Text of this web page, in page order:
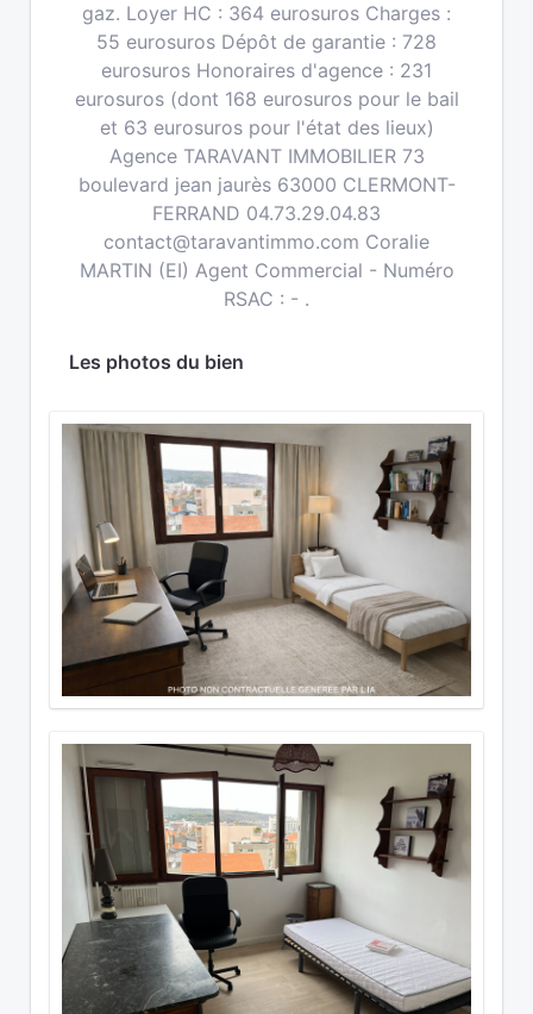
gaz. Loyer HC : 364 eurosuros Charges :
55 eurosuros Dépôt de garantie : 728
eurosuros Honoraires d'agence : 231
eurosuros (dont 168 eurosuros pour le bail
et 63 eurosuros pour l'état des lieux)
Agence TARAVANT IMMOBILIER 73
boulevard jean jaurès 63000 CLERMONT-
FERRAND 04.73.29.04.83
contact@taravantimmo.com Coralie
MARTIN (EI) Agent Commercial - Numéro
RSAC : - .
Les photos du bien